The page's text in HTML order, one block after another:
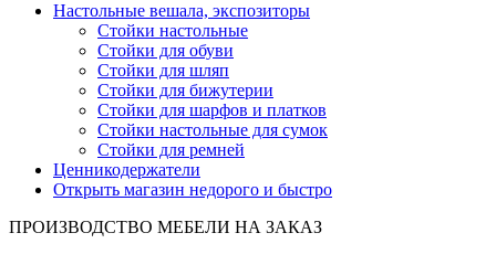
Настольные вешала, экспозиторы
Стойки настольные
Стойки для обуви
Стойки для шляп
Стойки для бижутерии
Стойки для шарфов и платков
Стойки настольные для сумок
Стойки для ремней
Ценникодержатели
Открыть магазин недорого и быстро
ПРОИЗВОДСТВО МЕБЕЛИ НА ЗАКАЗ